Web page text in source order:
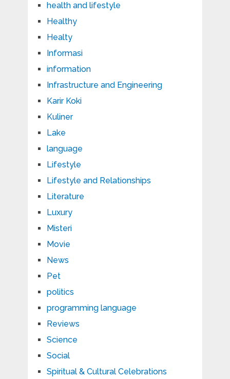
health and lifestyle
Healthy
Healty
Informasi
information
Infrastructure and Engineering
Karir Koki
Kuliner
Lake
language
Lifestyle
Lifestyle and Relationships
Literature
Luxury
Misteri
Movie
News
Pet
politics
programming language
Reviews
Science
Social
Spiritual & Cultural Celebrations